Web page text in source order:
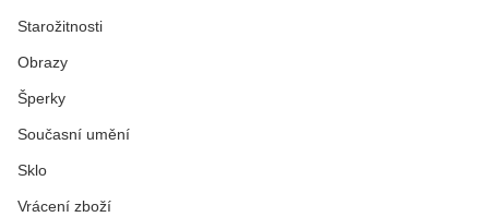
Starožitnosti
Obrazy
Šperky
Současní umění
Sklo
Vrácení zboží